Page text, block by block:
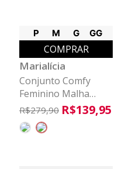
P M G GG
COMPRAR
Marialícia
Conjunto Comfy
Feminino Malha
Linho Marialícia
Marrom
R$279,90 R$139,95